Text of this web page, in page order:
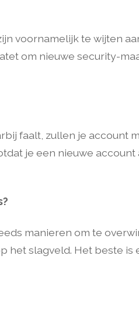
voornamelijk te wijten
om nieuwe security-
faalt, zullen je account
je een nieuwe
manieren om te
slagveld. Het beste